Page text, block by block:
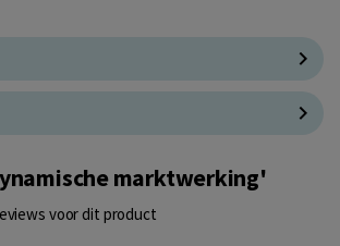
marktwerking'
voor dit product